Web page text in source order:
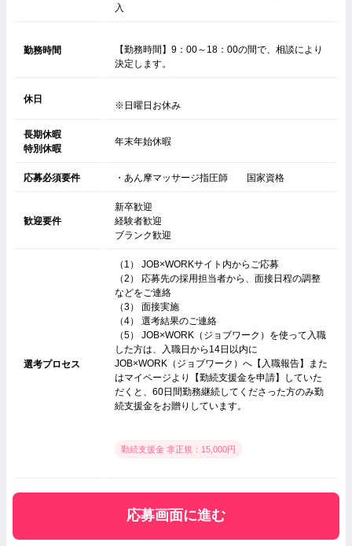
入
勤務時間
【勤務時間】9：00～18：00の間で、相談により
決定します。
休日
※日曜日お休み
長期休暇
特別休暇
年末年始休暇
応募必須要件 ・あん摩マッサージ指圧師 国家資格
歓迎要件
新卒歓迎
経験者歓迎
ブランク歓迎
選考プロセス
（1） JOB×WORKサイト内からご応募
（2） 応募先の採用担当者から、面接日程の調整
などをご連絡
（3） 面接実施
（4） 選考結果のご連絡
（5） JOB×WORK（ジョブワーク）を使って入職
した方は、入職日から14日以内に
JOB×WORK（ジョブワーク）へ【入職報告】また
はマイページより【勤続支援金を申請】していた
だくと、60日間勤務継続してくださった方のみ勤
続支援金をお贈りしています。
勤続支援金 非正規：15,000円
応募画面に進む